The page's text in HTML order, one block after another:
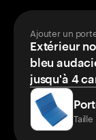
Ajouter un
Extérieur
bleu
jusqu'à 4